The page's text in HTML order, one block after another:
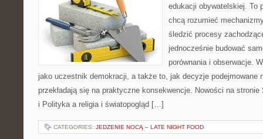
edukacji obywatelskiej. To
chcą rozumieć
śledzić procesy
jednocześnie budować
porównania i obserwacje.
jako uczestnik demokracji, a także to, jak decyzje podejmowane
przekładają się na praktyczne konsekwencje. Nowości na stronie
i Polityka a religia i światopogląd […]
CATEGORIES: JEDZENIE NOCĄ – LATE NIGHT FOOD